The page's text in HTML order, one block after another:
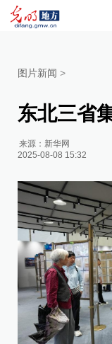
图片新闻 >
东北三省
来源： 新华网
2025-08-08 15:32